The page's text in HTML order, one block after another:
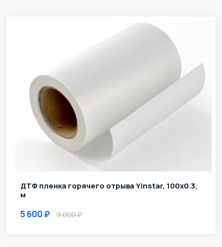
ДТФ пленка горячего отрыва Yinstar, 100х0.3,
м
5 600 9 000